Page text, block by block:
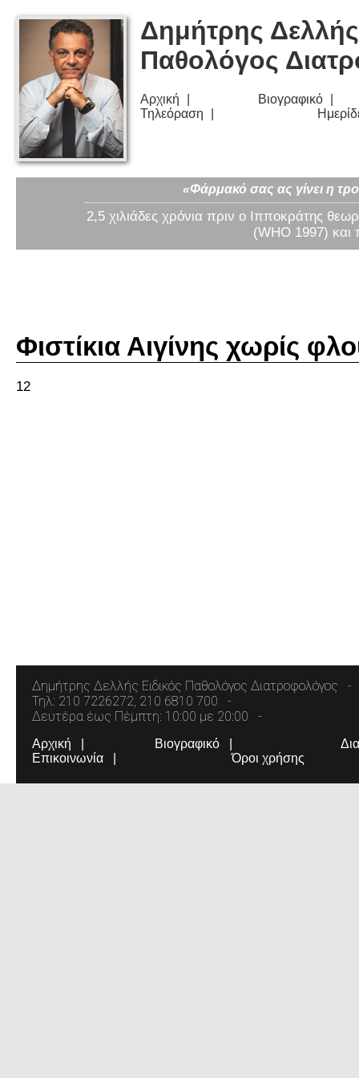
Δημήτρης
Παθολόγος
Αρχική
Βιογραφικό
Τηλεόραση
«Φάρμακό σας ας γίνει η
2,5 χιλιάδες χρόνια πριν ο Ιπποκράτης
(WHO 1997) και
Φιστίκια Αιγίνης χωρίς
12
Δημήτρης Δελλής Ειδικός Παθολόγος Διατροφολόγος
Τηλ: 210 7226272, 210 6810 700
Δευτέρα έως Πέμπτη: 10:00 με 20:00
Αρχική Βιογραφικό
Επικοινωνία
Όροι χρήσης